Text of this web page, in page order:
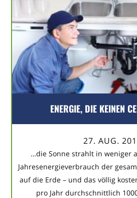
ENERGIE, DIE KEINEN
27. AUG.
…die Sonne strahlt in weniger
Jahresenergieverbrauch der
auf die Erde – und das völlig
pro Jahr durchschnittlich